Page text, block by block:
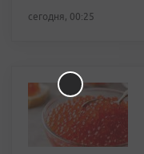
сегодня, 00:25